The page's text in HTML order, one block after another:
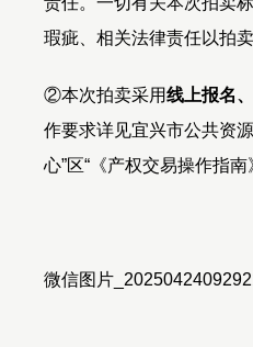
瑕疵、相关法律责任以拍
②本次拍卖采用线上报名
作要求详见宜兴市公共资
心”区“《产权交易操作指南
微信图片